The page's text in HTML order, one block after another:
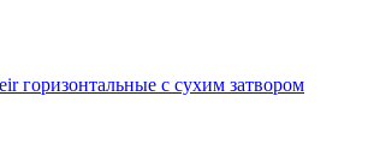
горизонтальные с сухим затвором